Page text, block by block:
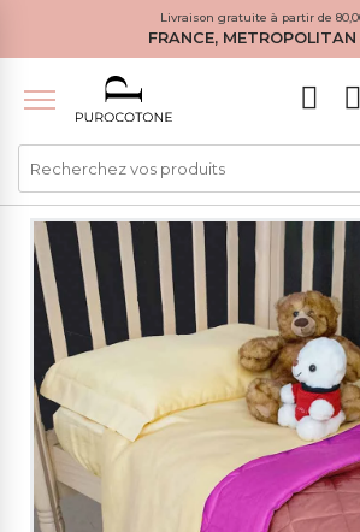
Livraison gratuite à partir de
FRANCE, METROPOLITAN